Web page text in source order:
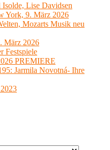
Isolde, Lise Davidsen
York, 9. März 2026
Mozarts Musik neu
März 2026
Festspiele
PREMIERE
Jarmila Novotná- Ihre